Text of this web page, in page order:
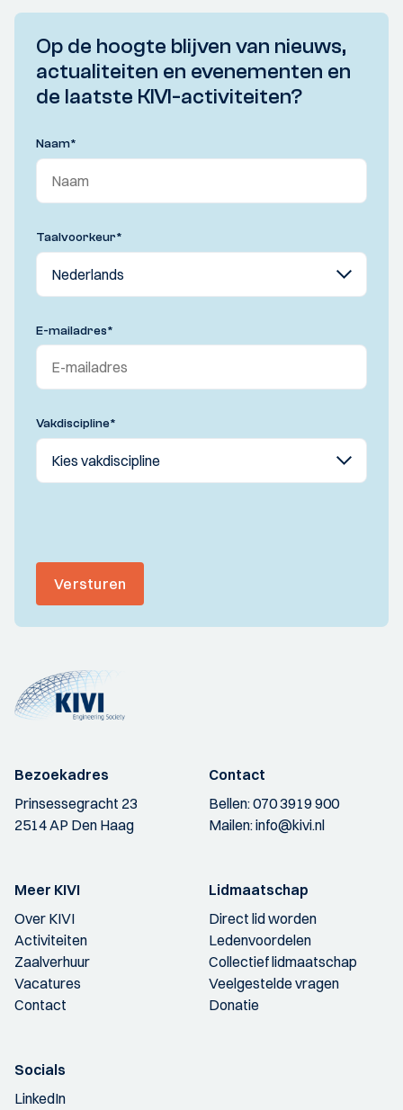
Op de hoogte blijven van nieuws,
actualiteiten en evenementen en
de laatste KIVI-activiteiten?
Naam*
Taalvoorkeur*
E-mailadres*
Vakdiscipline*
Versturen
Bezoekadres
Prinsessegracht 23
2514 AP Den Haag
Contact
Bellen:070 3919 900
Mailen:info@kivi.nl
Meer KIVI
Over KIVI
Activiteiten
Zaalverhuur
Vacatures
Contact
Lidmaatschap
Direct lid worden
Ledenvoordelen
Collectief lidmaatschap
Veelgestelde vragen
Donatie
Socials
LinkedIn